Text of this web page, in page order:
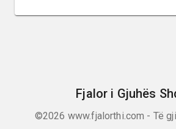
Fjalor i Gjuhës
©2026 www.fjalorthi.com - Të